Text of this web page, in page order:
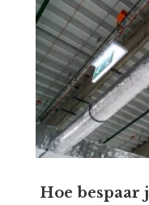
Hoe bespaar